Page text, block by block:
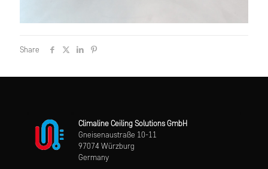
Share
Climaline Ceiling Solutions GmbH
Gneisenaustraße 10-11
97074 Würzburg
Germany